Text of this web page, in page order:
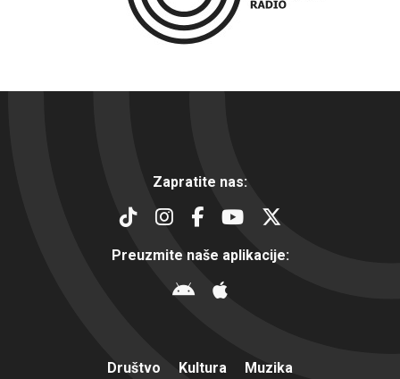
Zapratite nas:
Preuzmite naše aplikacije:
Društvo Kultura
Muzika